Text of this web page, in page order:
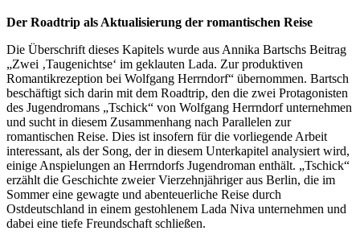
Der Roadtrip als Aktualisierung der romantischen Reise
Die Überschrift dieses Kapitels wurde aus Annika Bartschs Beitrag
„Zwei ‚Taugenichtse‘ im geklauten Lada. Zur produktiven
Romantikrezeption bei Wolfgang Herrndorf“ übernommen. Bartsch
beschäftigt sich darin mit dem Roadtrip, den die zwei Protagonisten
des Jugendromans „Tschick“ von Wolfgang Herrndorf unternehmen
und sucht in diesem Zusammenhang nach Parallelen zur
romantischen Reise. Dies ist insofern für die vorliegende Arbeit
interessant, als der Song, der in diesem Unterkapitel analysiert wird,
einige Anspielungen an Herrndorfs Jugendroman enthält. „Tschick“
erzählt die Geschichte zweier Vierzehnjähriger aus Berlin, die im
Sommer eine gewagte und abenteuerliche Reise durch
Ostdeutschland in einem gestohlenem Lada Niva unternehmen und
dabei eine tiefe Freundschaft schließen.